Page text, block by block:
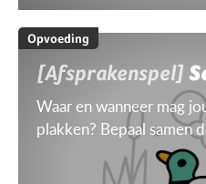
Opvoeding
[Afsprakenspel]
Waar en wanneer mag
plakken? Bepaal samen